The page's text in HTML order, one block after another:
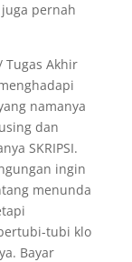
pernah
Tugas Akhir
namanya
dan
SKRIPSI.
ingin
menunda
tubi klo
Bayar